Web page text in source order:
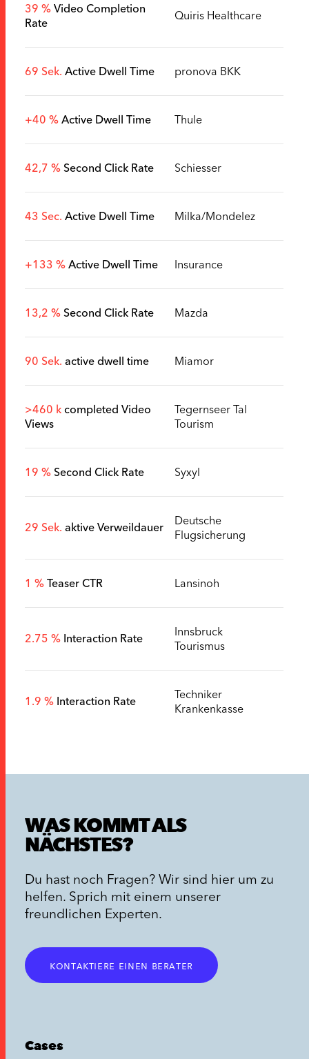
39 % Video Completion
Rate
Quiris Healthcare
69 Sek. Active Dwell Time pronova BKK
+40 % Active Dwell Time Thule
42,7 % Second Click Rate Schiesser
43 Sec. Active Dwell Time Milka/Mondelez
+133 % Active Dwell Time Insurance
13,2 % Second Click Rate Mazda
90 Sek. active dwell time Miamor
>460 k completed Video
Views
Tegernseer Tal
Tourism
19 % Second Click Rate Syxyl
29 Sek. aktive Verweildauer
Deutsche
Flugsicherung
1 % Teaser CTR Lansinoh
2.75 % Interaction Rate
Innsbruck
Tourismus
1.9 % Interaction Rate
Techniker
Krankenkasse
WAS KOMMT ALS
NÄCHSTES?
Du hast noch Fragen? Wir sind hier um zu
helfen. Sprich mit einem unserer
freundlichen Experten.
kontaktiere einen berater
Cases